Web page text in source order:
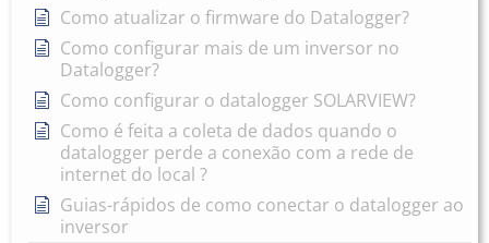
Como atualizar o firmware do Datalogger?
Como configurar mais de um inversor no
Datalogger?
Como configurar o datalogger SOLARVIEW?
Como é feita a coleta de dados quando o
datalogger perde a conexão com a rede de
internet do local ?
Guias-rápidos de como conectar o datalogger ao
inversor